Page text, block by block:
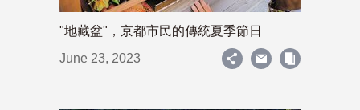
"地藏盆"，京都市民的傳統夏季節日
June 23, 2023